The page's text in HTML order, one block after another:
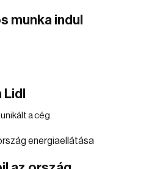
munka indul
a cég.